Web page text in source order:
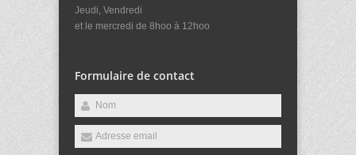
Jeudi, Vendredi
et le mercredi de 8hoo à 12hoo
Formulaire de contact